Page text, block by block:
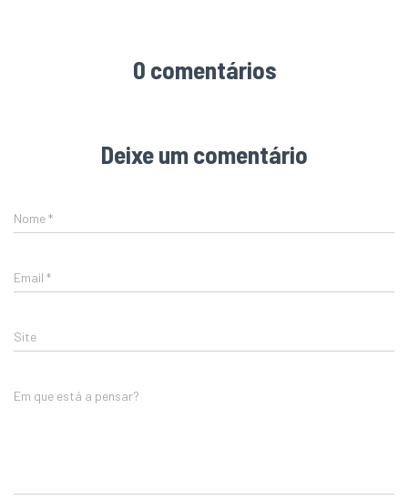
0 comentários
Deixe um comentário
Nome*
Email *
Site
Em que está a pensar?